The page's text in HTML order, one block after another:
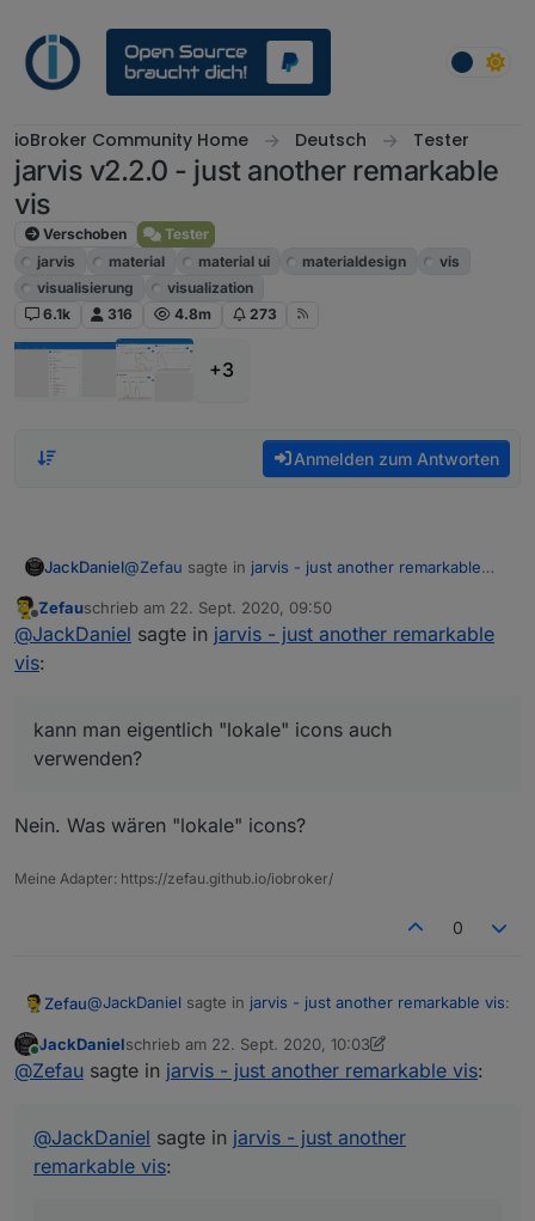
ioBroker Community Home Deutsch Tester
jarvis v2.2.0 - just another remarkable
vis
Verschoben
Tester
jarvis
material material ui materialdesign
vis
visualisierung
visualization
6.1k
316 4.8m 273
+3
Anmelden zum Antworten
JackDaniel@Zefau sagte in jarvis - just another remarkable
@WW1983 @JackDanielsagte in jarvis - just
jetzt sind bei mir die icons weg
Icons angezeigt werden?
verwenden?
Offline
Zefauschrieb am 22. Sept. 2020, 09:50
zuletzt editiert von
@JackDaniel sagte in jarvis - just another remarkable
vis:
kann man eigentlich "lokale" icons auch
verwenden?
Nein. Was wären "lokale" icons?
Meine Adapter: https://zefau.github.io/iobroker/
0
Zefau@JackDaniel sagte in jarvis - just another remarkable vis:
kann man eigentlich "lokale" icons auch
Online
JackDanielschrieb am 22. Sept. 2020, 10:03
zuletzt editiert von JackDaniel
@Zefau sagte in jarvis - just another remarkable vis:
@JackDaniel sagte in jarvis - just another
remarkable vis: